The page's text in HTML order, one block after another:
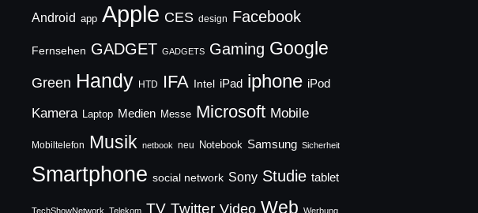
Android app Apple CES design Facebook
Fernsehen GADGET GADGETS Gaming Google
Green Handy HTD IFA Intel iPad iphone iPod
Kamera Laptop Medien Messe Microsoft Mobile
Mobiltelefon Musik netbook neu Notebook Samsung Sicherheit
Smartphone social network Sony Studie tablet
TechShowNetwork Telekom TV Twitter Video Web Werbung